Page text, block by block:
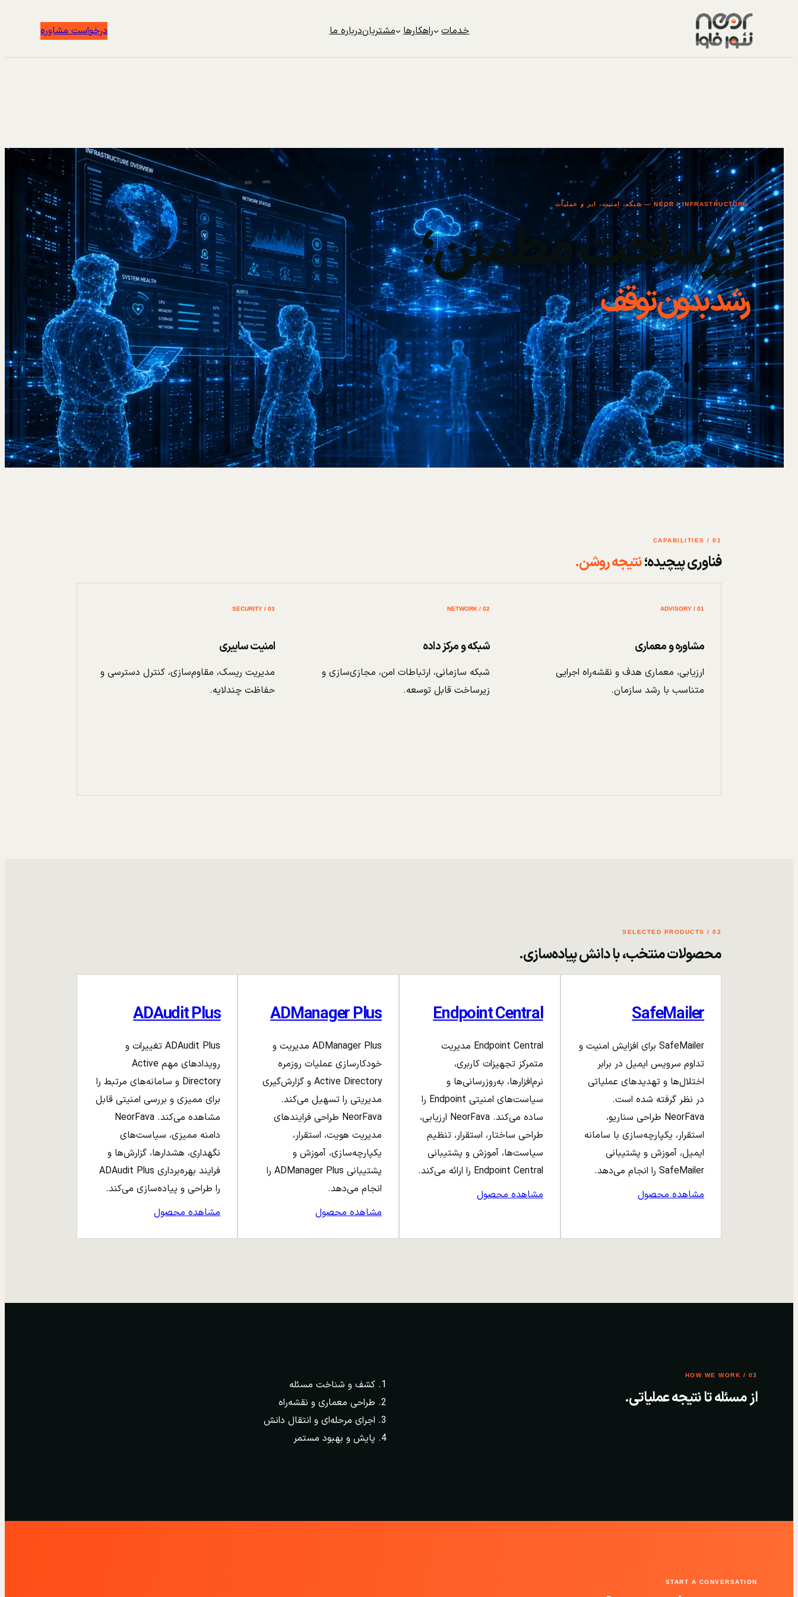
خدمات راهکارها مشتریاندرباره ما درخواست مشاوره
NEOR / INFRASTRUCTURE — شبکه، امنیت، ابر و عملیات
زیرساخت مطمئن؛
رشد بدون توقف
01 / CAPABILITIES
فناوری پیچیده؛نتیجه روشن.
01 / ADVISORY
مشاوره و معماری
ارزیابی، معماری هدف و نقشه‌راه اجرایی
متناسب با رشد سازمان.
02 / NETWORK
شبکه و مرکز داده
شبکه سازمانی، ارتباطات امن، مجازی‌سازی و
زیرساخت قابل توسعه.
03 / SECURITY
امنیت سایبری
مدیریت ریسک، مقاوم‌سازی، کنترل دسترسی و
حفاظت چندلایه.
02 / SELECTED PRODUCTS
محصولات منتخب، با دانش پیاده‌سازی.
SafeMailer
SafeMailer برای افزایش امنیت و
تداوم سرویس ایمیل در برابر
اختلال‌ها و تهدیدهای عملیاتی
در نظر گرفته شده است.
NeorFava طراحی سناریو،
استقرار، یکپارچه‌سازی با سامانه
ایمیل، آموزش و پشتیبانی
SafeMailer را انجام می‌دهد.
مشاهده محصول
Endpoint Central
Endpoint Central مدیریت
متمرکز تجهیزات کاربری،
نرم‌افزارها، به‌روزرسانی‌ها و
سیاست‌های امنیتی Endpoint را
ساده می‌کند. NeorFava ارزیابی،
طراحی ساختار، استقرار، تنظیم
سیاست‌ها، آموزش و پشتیبانی
Endpoint Central را ارائه می‌کند.
مشاهده محصول
ADManager Plus
ADManager Plus مدیریت و
خودکارسازی عملیات روزمره
Active Directory و گزارش‌گیری
مدیریتی را تسهیل می‌کند.
NeorFava طراحی فرایندهای
مدیریت هویت، استقرار،
یکپارچه‌سازی، آموزش و
پشتیبانی ADManager Plus را
انجام می‌دهد.
مشاهده محصول
ADAudit Plus
ADAudit Plus تغییرات و
رویدادهای مهم Active
Directory و سامانه‌های مرتبط را
برای ممیزی و بررسی امنیتی قابل
مشاهده می‌کند. NeorFava
دامنه ممیزی، سیاست‌های
نگهداری، هشدارها، گزارش‌ها و
فرایند بهره‌برداری ADAudit Plus
را طراحی و پیاده‌سازی می‌کند.
مشاهده محصول
03 / HOW WE WORK
از مسئله تا نتیجه عملیاتی.
کشف و شناخت مسئله
طراحی معماری و نقشه‌راه
اجرای مرحله‌ای و انتقال دانش
پایش و بهبود مستمر
START A CONVERSATION